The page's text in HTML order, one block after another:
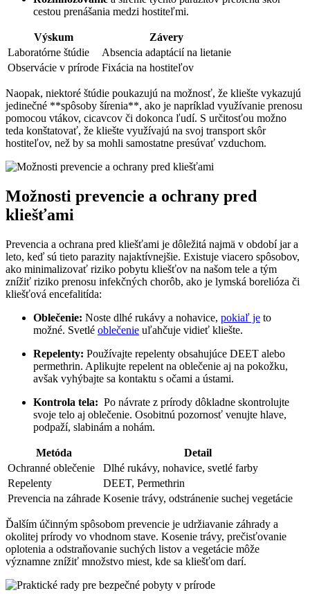
cestou prenášania medzi ⁣hostiteľmi.
Výskum
Závery
Laboratórne štúdie
Absencia adaptácií na lietanie
Observácie v prírode Fixácia na hostiteľov
Naopak, niektoré štúdie poukazujú na možnosť, že kliešte vykazujú
jedinečné **spôsoby šírenia**, ⁤ako je‍ napríklad využívanie prenosu
pomocou vtákov, cicavcov či dokonca ľudí. S určitosťou možno
teda konštatovať, ⁤že kliešte využívajú na svoj‌ transport ⁢skôr
hostiteľov, než ⁤by sa ⁤mohli samostatne presúvať vzduchom.
Možnosti‌ prevencie a ochrany pred
kliešťami
Prevencia​ a⁤ ochrana pred kliešťami je dôležitá najmä v ⁤období⁤ jar a
‍leto, keď sú tieto parazity najaktívnejšie. Existuje viacero spôsobov,
ako minimalizovať riziko pobytu kliešťov na našom tele a‌ tým
znížiť riziko prenosu infekčných ⁤chorôb, ako je lymská borelióza či
kliešťová encefalitída:
Oblečenie: Noste dlhé⁣ rukávy a nohavice, ⁤ pokiaľ je to​
možné. Svetlé‌ oblečenie uľahčuje vidieť ‍kliešte.
Repelenty: Používajte repelenty obsahujúce ​DEET ⁢alebo
permethrin. Aplikujte ⁢repelent ​na oblečenie aj na pokožku,
avšak vyhýbajte sa kontaktu s očami a ústami.
Kontrola tela: ​ Po návrate z prírody dôkladne skontrolujte
svoje telo aj oblečenie. Osobitnú pozornosť venujte ⁤hlave,
podpaží, slabinám a nohám.
Metóda
Detail
Ochranné oblečenie
Dlhé ‍rukávy, nohavice, svetlé farby
Repelenty
DEET, Permethrin
Prevencia na záhrade Kosenie trávy, odstránenie suchej vegetácie
Ďalším účinným ⁢spôsobom prevencie je udržiavanie záhrady ‌a
okolitej prírody vo vhodnom stave. Kosenie trávy, prečisťovanie
⁤oplotenia a ⁤odstraňovanie suchých listov a vegetácie môže
významne znížiť množstvo miest, kde sa kliešťom darí.